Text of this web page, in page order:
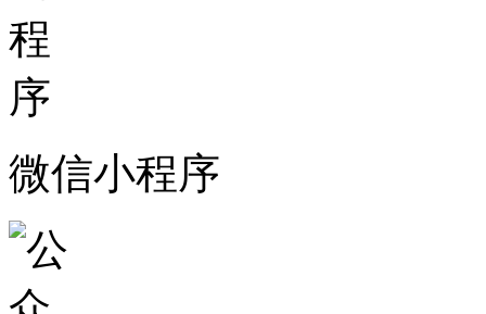
微信小程序